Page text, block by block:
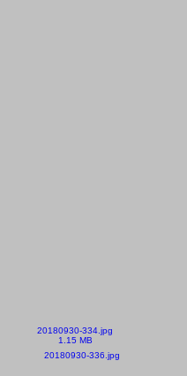
20180930-334.jpg
1.15 MB